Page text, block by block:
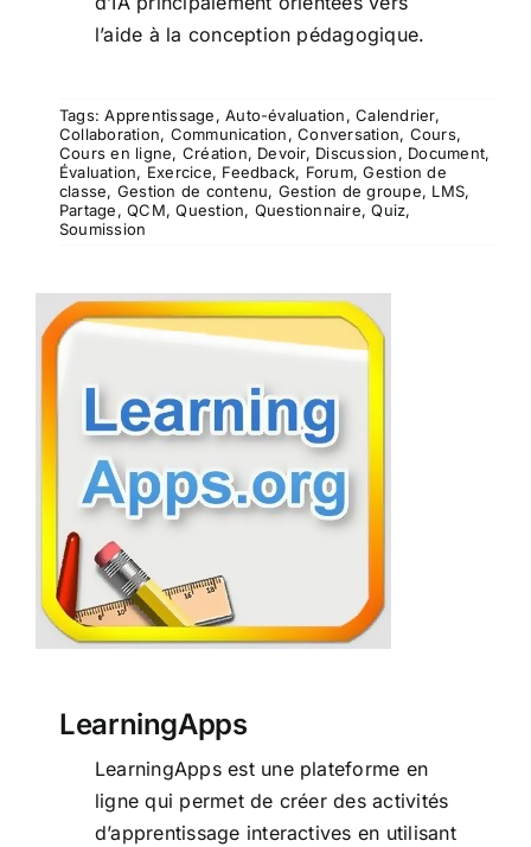
l’aide à la conception pédagogique.
Tags:Apprentissage,Auto-évaluation,Calendrier,
Collaboration, Communication,Conversation, Cours,
Cours en ligne, Création, Devoir, Discussion, Document,
Évaluation, Exercice, Feedback, Forum,Gestion de
classe, Gestion de contenu, Gestion de groupe, LMS,
Partage,QCM,Question, Questionnaire,Quiz,
Soumission
LearningApps
LearningApps
LearningApps est une plateforme en
ligne qui permet de créer des activités
d’apprentissage interactives en utilisant